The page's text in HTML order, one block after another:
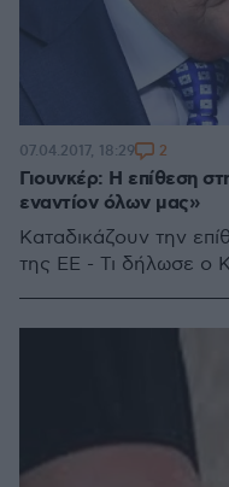
Γιουνκέρ: Η επίθεση
εναντίον όλων μας»
Καταδικάζουν την
της ΕΕ - Τι δήλωσε ο
07.04.2017, 18:29 2